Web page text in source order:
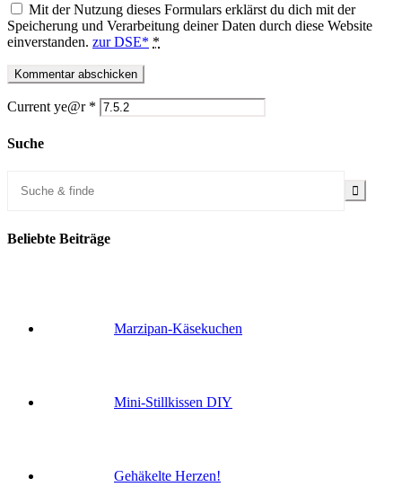
Mit der Nutzung dieses Formulars erklärst du dich mit der
Speicherung und Verarbeitung deiner Daten durch diese Website
einverstanden. zur DSE* *
Current ye@r *
Suche
Beliebte Beiträge
Marzipan-Käsekuchen
Mini-Stillkissen DIY
Gehäkelte Herzen!